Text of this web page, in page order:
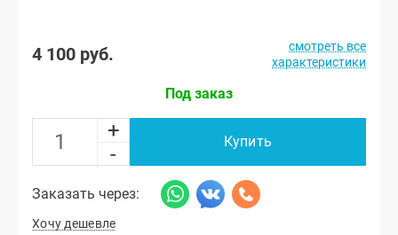
4 100 руб.
смотреть все
характеристики
Под заказ
+
-
Купить
Заказать через:
Хочу дешевле